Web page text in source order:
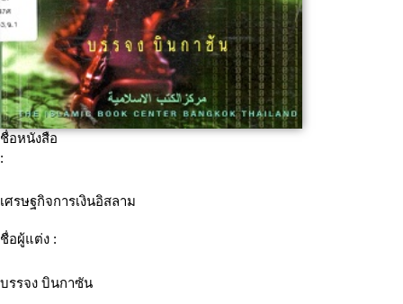
ชื่อหนังสือ
:
เศรษฐกิจการเงินอิสลาม
ชื่อผู้แต่ง :
บรรจง บินกาซัน